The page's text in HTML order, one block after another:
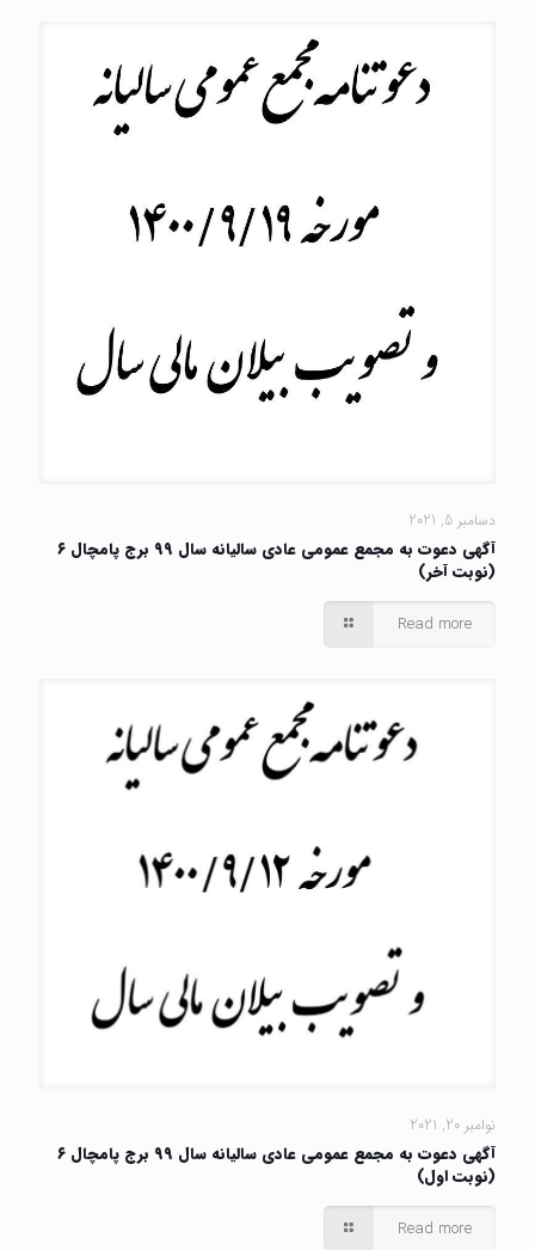
دسامبر 5, 2021
آگهی دعوت به مجمع عمومی عادی سالیانه سال ۹۹ برج پامچال ۶
(نوبت آخر)
Read more
نوامبر 20, 2021
آگهی دعوت به مجمع عمومی عادی سالیانه سال ۹۹ برج پامچال ۶
(نوبت اول)
Read more